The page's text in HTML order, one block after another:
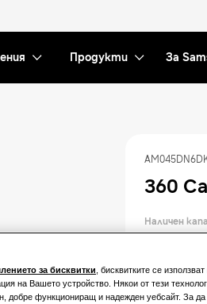
Продукти За
360
Наличен
11.2kW
за бисквитки , бисквитките се
на Вашето устройство. Някои от тези
добре функциониращ и надежден уебсайт. За